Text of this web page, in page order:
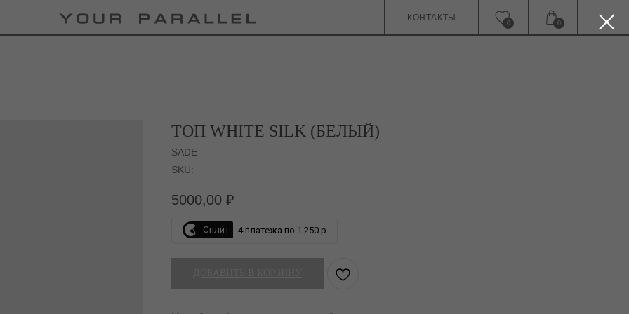
КОНТАКТЫ
0
0
ТОП WHITE SILK (БЕЛЫЙ)
SADE
SKU:
5000,00 ₽
Сплит 4 платежа по 1 250 р.